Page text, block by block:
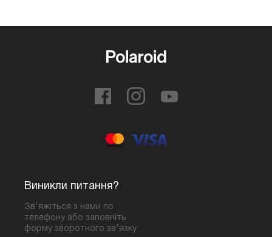
Виникли питання?
Зв'яжіться з нами по
телефону або заповніть
форму зворотного зв'язку